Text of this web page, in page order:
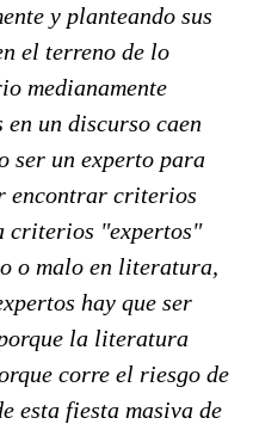
y planteando sus
el terreno de lo
medianamente
un discurso caen
ser un experto para
encontrar criterios
criterios "expertos"
o malo en literatura,
hay que ser
la literatura
corre el riesgo de
esta fiesta masiva de